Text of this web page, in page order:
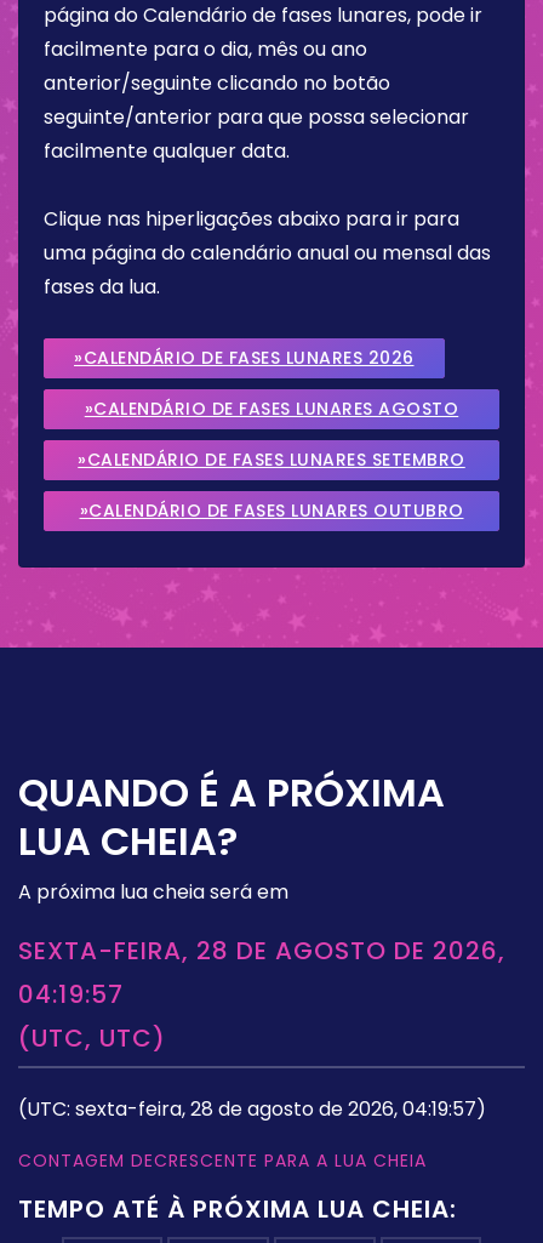
página do Calendário de fases lunares, pode ir
facilmente para o dia, mês ou ano
anterior/seguinte clicando no botão
seguinte/anterior para que possa selecionar
facilmente qualquer data.
Clique nas hiperligações abaixo para ir para
uma página do calendário anual ou mensal das
fases da lua.
»CALENDÁRIO DE FASES LUNARES 2026
»CALENDÁRIO DE FASES LUNARES AGOSTO
2026
»CALENDÁRIO DE FASES LUNARES SETEMBRO
2026
»CALENDÁRIO DE FASES LUNARES OUTUBRO
QUANDO É A PRÓXIMA
LUA CHEIA?
A próxima lua cheia será em
SEXTA-FEIRA, 28 DE AGOSTO DE 2026,
04:19:57
(UTC, UTC)
(UTC: sexta-feira, 28 de agosto de 2026, 04:19:57)
CONTAGEM DECRESCENTE PARA A LUA CHEIA
TEMPO ATÉ À PRÓXIMA LUA CHEIA: